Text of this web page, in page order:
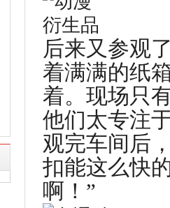
后来又参观
着满满的纸
着。现场只
他们太专注
观完车间后
扣能这么快
啊！”